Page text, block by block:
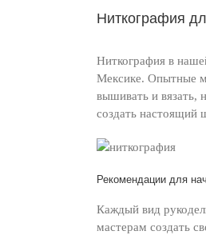
Ниткография
Ниткография в
Мексике. Опытные
вышивать и вязать,
создать настоящий
Рекомендации для
Каждый вид
мастерам создать